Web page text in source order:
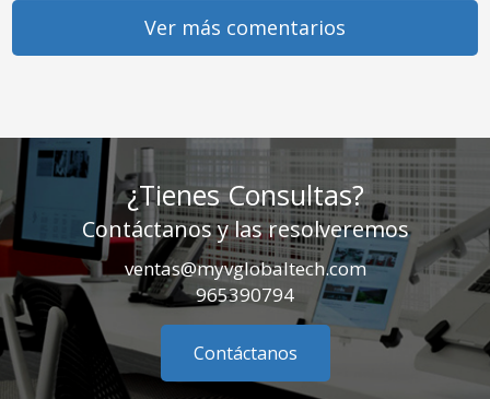
Ver más comentarios
¿Tienes Consultas?
Contáctanos y las resolveremos
ventas@myvglobaltech.com
965390794
Contáctanos